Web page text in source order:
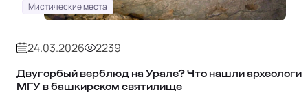
Мистические места
24.03.2026 2239
Двугорбый верблюд на Урале? Что нашли археологи
МГУ в башкирском святилище